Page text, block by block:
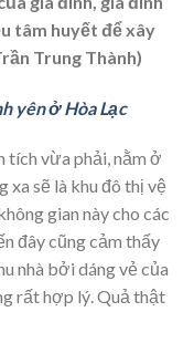
tâm huyết để xây
Trung Thành)
yên ở Hòa Lạc
tích vừa phải, nằm ở
xa sẽ là khu đô thị vệ
gian này cho các
đây cũng cảm thấy
nhà bởi dáng vẻ của
rất hợp lý. Quả thật